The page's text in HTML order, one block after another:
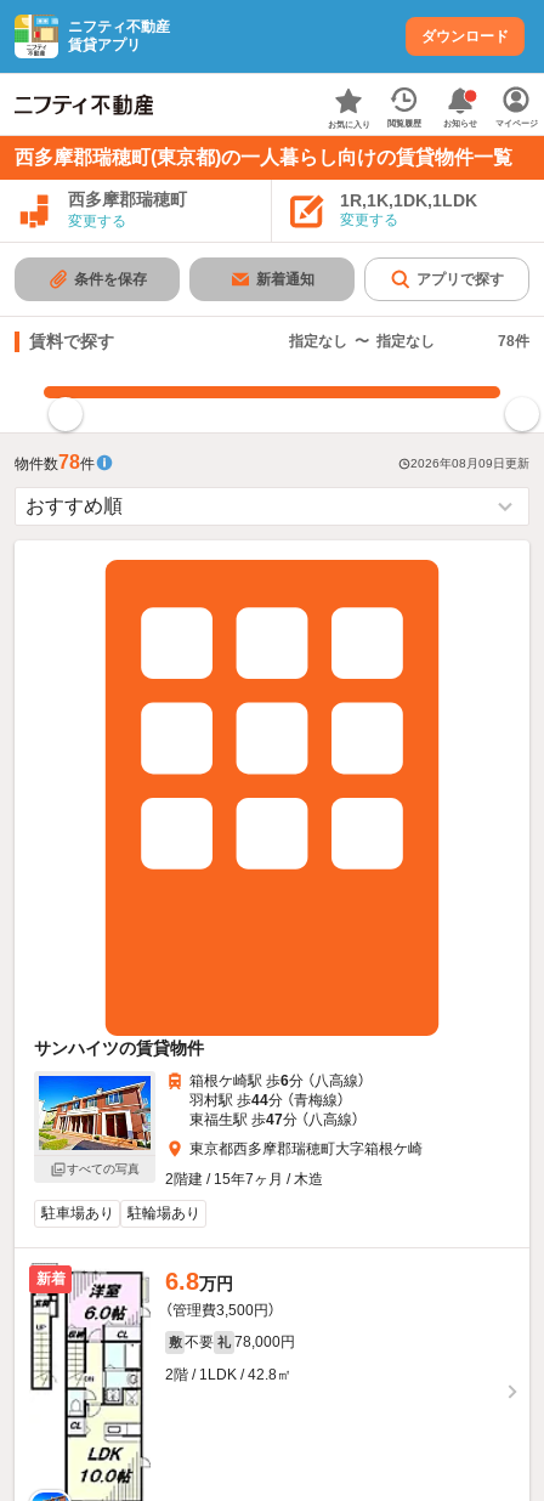
ニフティ不動産
賃貸アプリ
ダウンロード
お気に入り 閲覧履歴 お知らせ マイページ
西多摩郡瑞穂町(東京都)の一人暮らし向けの賃貸物件一覧
西多摩郡瑞穂町
変更する
1R,1K,1DK,1LDK
変更する
条件を保存 新着通知 アプリで探す
賃料で探す 指定なし 〜 指定なし 78件
物件数78件 2026年08月09日更新
サンハイツの賃貸物件
すべての写真
箱根ケ崎駅 歩6分 （八高線）
羽村駅 歩44分 （青梅線）
東福生駅 歩47分 （八高線）
東京都西多摩郡瑞穂町大字箱根ケ崎
2階建 / 15年7ヶ月 / 木造
駐車場あり
駐輪場あり
新着 6.8万円
（管理費3,500円）
敷 不要 礼 78,000円
2階 / 1LDK / 42.8㎡